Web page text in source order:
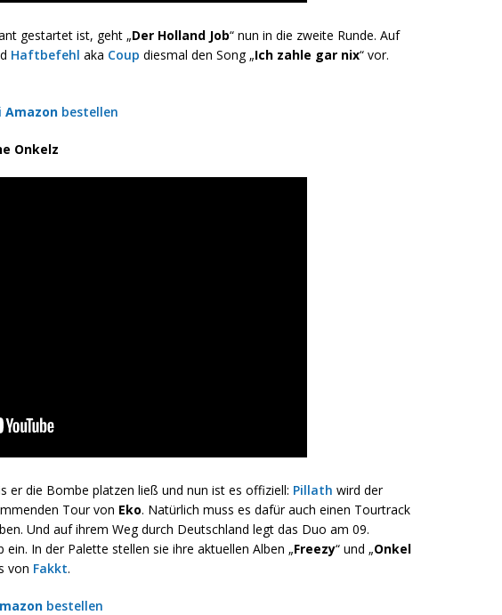
gestartet ist, geht „Der Holland Job“ nun in die zweite Runde. Auf
Haftbefehl aka Coup diesmal den Song „Ich zahle gar nix“ vor.
Amazon bestellen
Onkelz
er die Bombe platzen ließ und nun ist es offiziell: Pillath wird der
Tour von Eko. Natürlich muss es dafür auch einen Tourtrack
Und auf ihrem Weg durch Deutschland legt das Duo am 09.
In der Palette stellen sie ihre aktuellen Alben „Freezy“ und „Onkel
von Fakkt.
bestellen